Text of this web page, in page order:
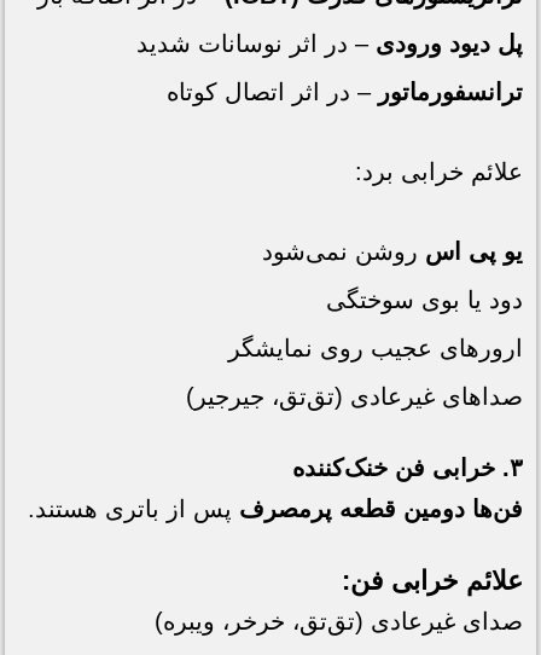
پل دیود ورودی – در اثر نوسانات شدید
ترانسفورماتور – در اثر اتصال کوتاه
علائم خرابی برد:
یو پی اس روشن نمی‌شود
دود یا بوی سوختگی
ارورهای عجیب روی نمایشگر
صداهای غیرعادی (تق‌تق، جیرجیر)
۳. خرابی فن خنک‌کننده
فن‌ها دومین قطعه پرمصرف پس از باتری هستند.
علائم خرابی فن:
صدای غیرعادی (تق‌تق، خرخر، ویبره)